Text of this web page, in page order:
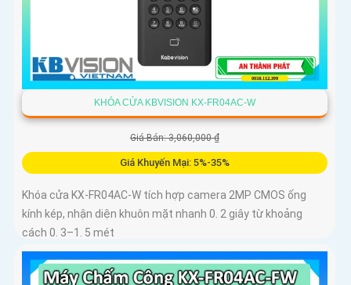
KHÓA CỬA KBVISION KX-FR04AC-W
Giá Bán: 3,060,000 ₫
Giá Khuyến Mại: 5%-35%
Khóa cửa KX-FR04AC-W tích hợp camera 2MP CMOS ống
kính kép, nhận diện khuôn mặt nhanh 0. 2 giây từ khoảng
cách 0. 3–1. 5 mét